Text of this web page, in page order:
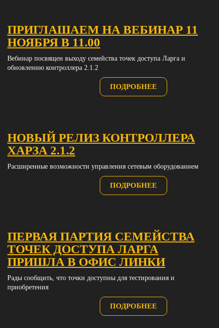
ПРИГЛАШАЕМ НА ВЕБИНАР 11
НОЯБРЯ В 11.00
Вебинар посвящен выходу семейства точек доступа Ларга и
обновлению контроллера 2.1.2
ПОДРОБНЕЕ
НОВЫЙ РЕЛИЗ КОНТРОЛЛЕРА
ХАРЗА 2.1.2
Расширенные возможности управления сетевым оборудованием
ПОДРОБНЕЕ
ПЕРВАЯ ПАРТИЯ СЕМЕЙСТВА
ТОЧЕК ДОСТУПА ЛАРГА
ПРИШЛА В ОФИС ЛИНКИ
Рады сообщить, что точки доступны для тестирования и
приобретения
ПОДРОБНЕЕ